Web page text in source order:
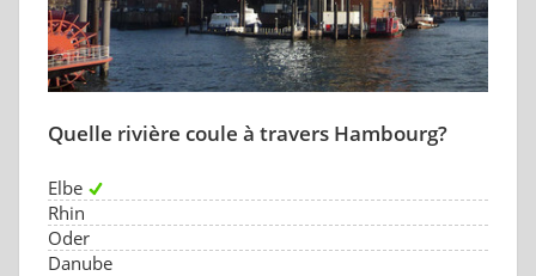
Quelle rivière coule à travers Hambourg?
Elbe
Rhin
Oder
Danube